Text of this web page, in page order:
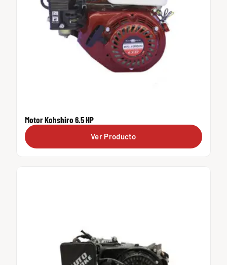
Motor Kohshiro 6.5 HP
Ver Producto